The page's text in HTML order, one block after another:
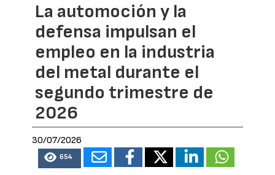
La automoción y la
defensa impulsan el
empleo en la industria
del metal durante el
segundo trimestre de
2026
30/07/2026
654